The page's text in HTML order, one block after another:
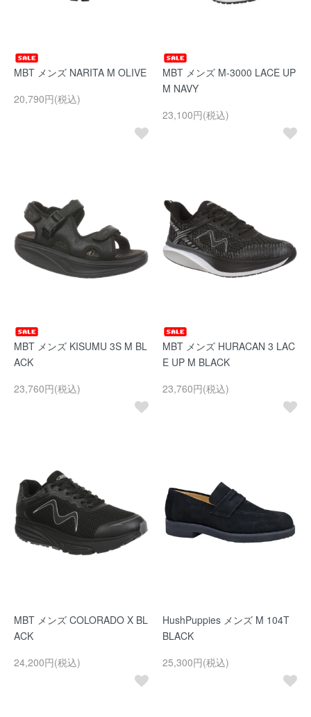
MBT メンズ NARITA M OLIVE
20,790円(税込)
MBT メンズ M-3000 LACE UP
M NAVY
23,100円(税込)
MBT メンズ KISUMU 3S M BL
ACK
23,760円(税込)
MBT メンズ HURACAN 3 LAC
E UP M BLACK
23,760円(税込)
MBT メンズ COLORADO X BL
ACK
24,200円(税込)
HushPuppies メンズ M 104T
BLACK
25,300円(税込)